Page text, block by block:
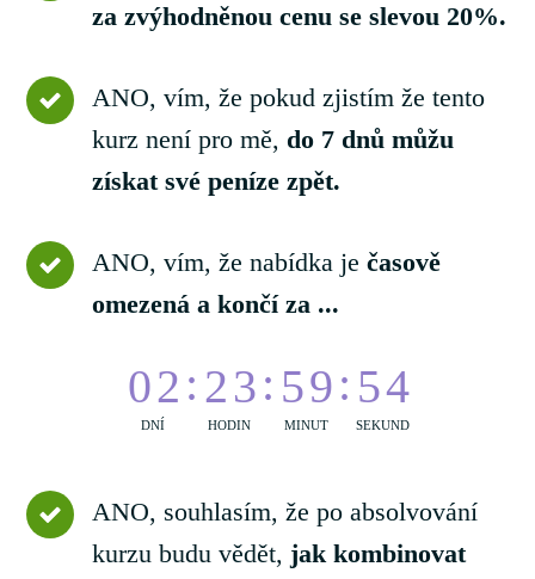
za zvýhodněnou cenu se slevou 20%.
ANO, vím, že pokud zjistím že tento
kurz není pro mě, do 7 dnů můžu
získat své peníze zpět.
ANO, vím, že nabídka je časově
omezená a končí za ...
02
DNÍ
23
HODIN
59
MINUT
53
SEKUND
ANO, souhlasím, že po absolvování
kurzu budu vědět, jak kombinovat